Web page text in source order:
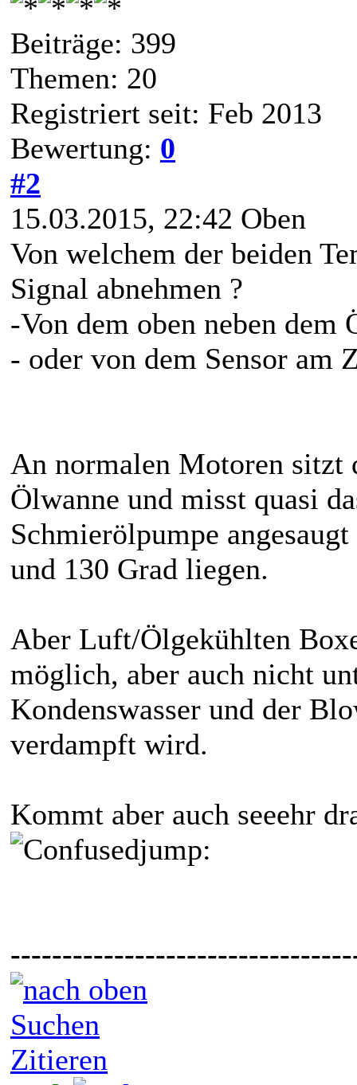
Beiträge: 399
Themen: 20
Registriert seit: Feb 2013
Bewertung: 0
#2
15.03.2015, 22:42 Oben
Von welchem der beiden
Signal abnehmen ?
-Von dem oben neben
- oder von dem Sensor am
An normalen Motoren sitzt
Ölwanne und misst quasi
Schmierölpumpe
und 130 Grad liegen.
Aber Luft/Ölgekühlten
möglich, aber auch nicht
Kondenswasser und der
verdampft wird.
Kommt aber auch seeehr
jump:
Suchen
Zitieren